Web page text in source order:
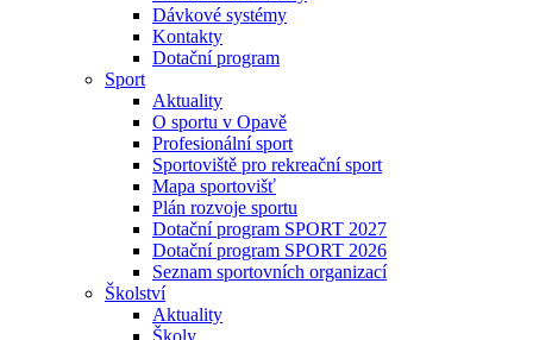
Dávkové systémy
Kontakty
Dotační program
Sport
Aktuality
O sportu v Opavě
Profesionální sport
Sportoviště pro rekreační sport
Mapa sportovišť
Plán rozvoje sportu
Dotační program SPORT 2027
Dotační program SPORT 2026
Seznam sportovních organizací
Školství
Aktuality